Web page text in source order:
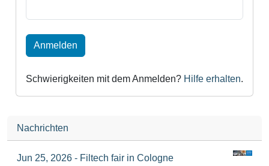
Anmelden
Schwierigkeiten mit dem Anmelden? Hilfe erhalten.
Nachrichten
Jun 25, 2026 - Filtech fair in Cologne